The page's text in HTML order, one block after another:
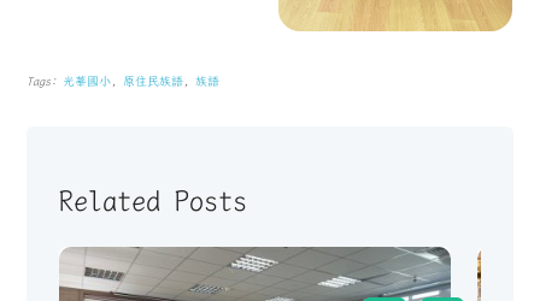
Tags: 光華國小 原住民族語 ,族語
Related Posts